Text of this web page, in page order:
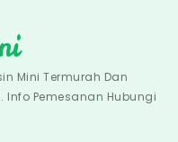
Mini Termurah Dan
Info Pemesanan Hubungi